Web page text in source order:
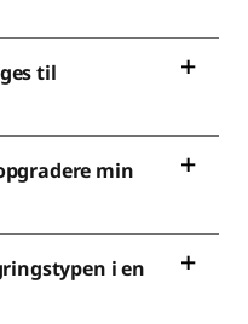
til
min
i en